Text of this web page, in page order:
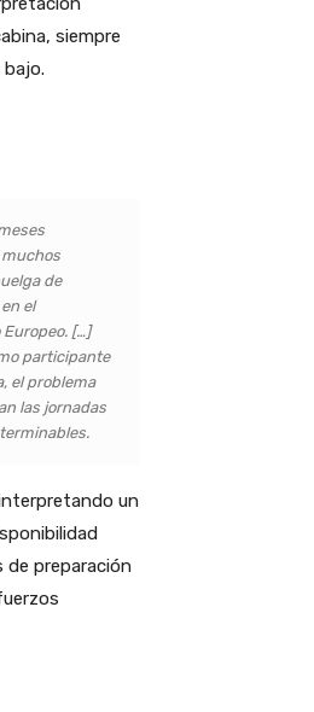
siempre
de
el
[…]
participante
el problema
las jornadas
un
de preparación